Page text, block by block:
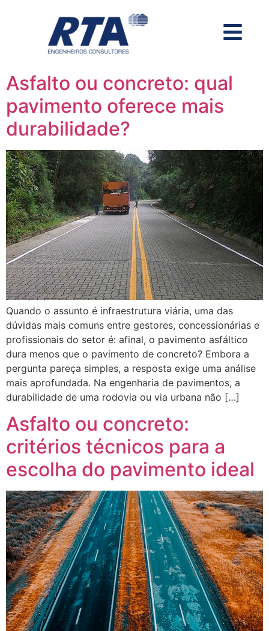
Asfalto ou concreto: qual
pavimento oferece mais
durabilidade?
Quando o assunto é infraestrutura viária, uma das
dúvidas mais comuns entre gestores, concessionárias e
profissionais do setor é: afinal, o pavimento asfáltico
dura menos que o pavimento de concreto? Embora a
pergunta pareça simples, a resposta exige uma análise
mais aprofundada. Na engenharia de pavimentos, a
durabilidade de uma rodovia ou via urbana não […]
Asfalto ou concreto:
critérios técnicos para a
escolha do pavimento ideal